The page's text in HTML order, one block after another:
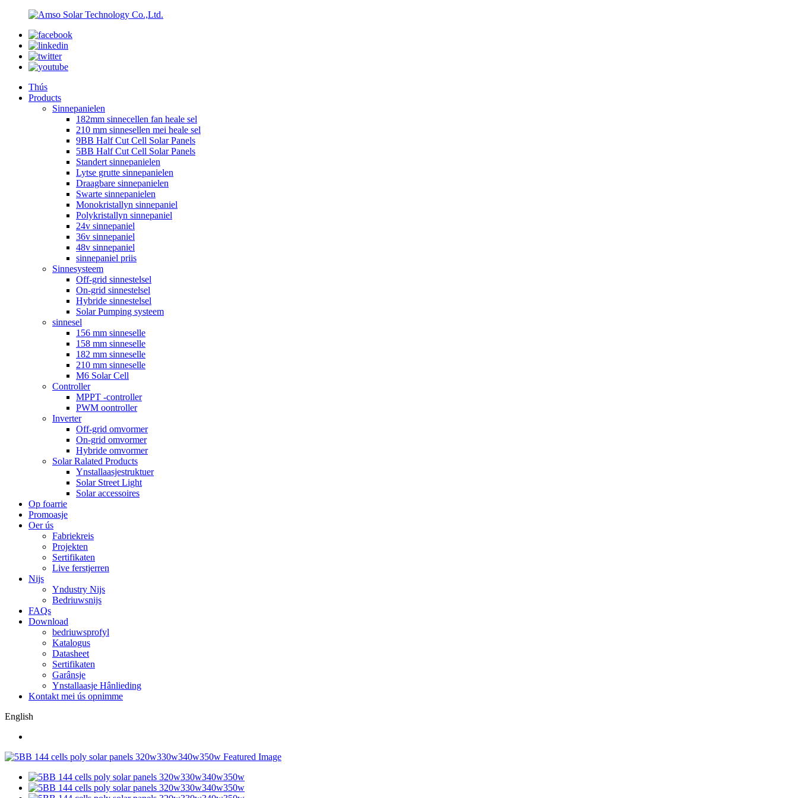
Thús
Products
Sinnepanielen
182mm sinnecellen fan heale sel
210 mm sinnesellen mei heale sel
9BB Half Cut Cell Solar Panels
5BB Half Cut Cell Solar Panels
Standert sinnepanielen
Lytse grutte sinnepanielen
Draagbare sinnepanielen
Swarte sinnepanielen
Monokristallyn sinnepaniel
Polykristallyn sinnepaniel
24v sinnepaniel
36v sinnepaniel
48v sinnepaniel
sinnepaniel priis
Sinnesysteem
Off-grid sinnestelsel
On-grid sinnestelsel
Hybride sinnestelsel
Solar Pumping systeem
sinnesel
156 mm sinneselle
158 mm sinneselle
182 mm sinneselle
210 mm sinneselle
M6 Solar Cell
Controller
MPPT -controller
PWM oontroller
Inverter
Off-grid omvormer
On-grid omvormer
Hybride omvormer
Solar Ralated Products
Ynstallaasjestruktuer
Solar Street Light
Solar accessoires
Op foarrie
Promoasje
Oer ús
Fabriekreis
Projekten
Sertifikaten
Live ferstjerren
Nijs
Yndustry Nijs
Bedriuwsnijs
FAQs
Download
bedriuwsprofyl
Katalogus
Datasheet
Sertifikaten
Garânsje
Ynstallaasje Hânlieding
Kontakt mei ús opnimme
English